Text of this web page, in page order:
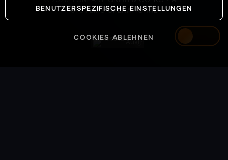
Austria
SYSTEMS OPERATIONAL
BENUTZERSPEZIFISCHE EINSTELLUNGEN
COOKIES ABLEHNEN